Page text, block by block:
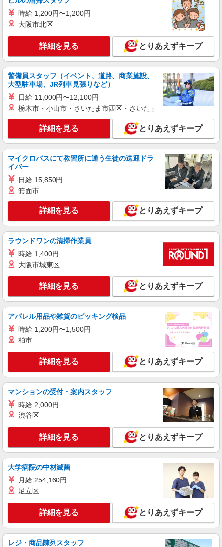
キープ 詳細を見る
パーソルファクトリーパートナーズ株式会社
産業用カメラレンズの組立（日勤）
時給1300円 ※交通費全額支給（規定あり）
【月収例】22.5万円（20日勤務＋残業15h）
愛知県名古屋市南区豊田
キープ 詳細を見る
パーソルファクトリーパートナーズ株式会社
機械オペレーター／軽作業（日勤）
時給1400円 ※交通費全額支給（規定あり）
【月収例】25.9万円（20日勤務＋残業20h）
愛知県名古屋市南区荒浜町
キープ 詳細を見る
株式会社ユース/y01_1153
愛知県名古屋市南区
キープ 詳細を見る
派遣社員
化粧品製造のサポート
時給1250円
愛知県名古屋市南区
キープ 詳細を見る
株式会社リオン
電動自転車の製造スタッフ
月給245,000円〜280,000円（経験・能力によ
キープ 詳細を見る
時給 1,200円〜1,200円
大阪市北区
詳細を見る とりあえずキープ
警備員スタッフ（イベント、道路、商業施設、
大型駐車場、JR列車見張りなど）
日給 11,000円〜12,100円
栃木市・小山市・さいたま市西区・さいたま市岩槻区・久喜市・
詳細を見る とりあえずキープ
マイクロバスにて教習所に通う生徒の送迎ドラ
イバー
日給 15,850円
箕面市
詳細を見る とりあえずキープ
ラウンドワンの清掃作業員
時給 1,400円
大阪市城東区
詳細を見る とりあえずキープ
アパレル用品や雑貨のピッキング検品
時給 1,200円〜1,500円
柏市
詳細を見る とりあえずキープ
マンションの受付・案内スタッフ
時給 2,000円
渋谷区
詳細を見る とりあえずキープ
大学病院の中材滅菌
月給 254,160円
足立区
詳細を見る とりあえずキープ
レジ・商品陳列スタッフ